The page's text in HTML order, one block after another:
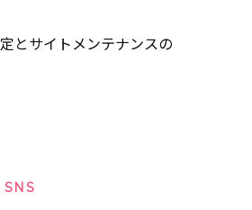
とサイトメンテナンスの
SNS